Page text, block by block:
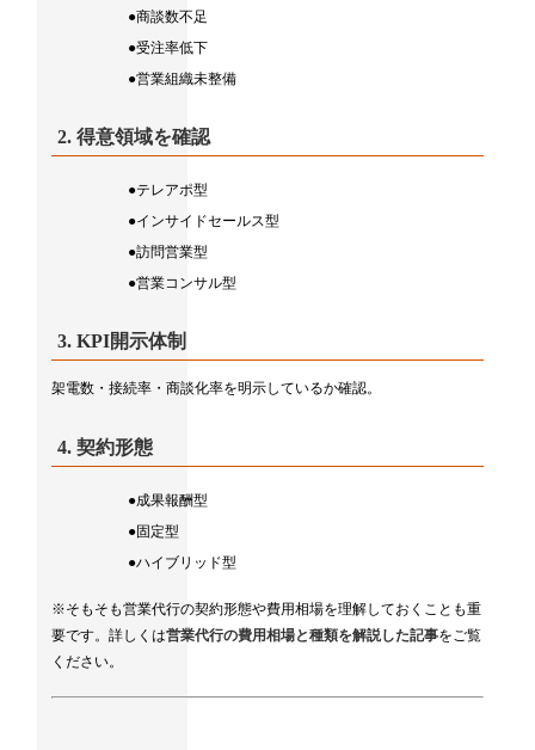
●商談数不足
●受注率低下
●営業組織未整備
2. 得意領域を確認
●テレアポ型
●インサイドセールス型
●訪問営業型
●営業コンサル型
3. KPI開示体制
架電数・接続率・商談化率を明示しているか確認。
4. 契約形態
●成果報酬型
●固定型
●ハイブリッド型
※そもそも営業代行の契約形態や費用相場を理解しておくことも重
要です。詳しくは営業代行の費用相場と種類を解説した記事をご覧
ください。